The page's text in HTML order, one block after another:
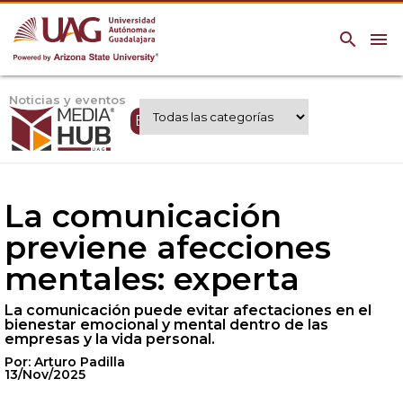
menu
search
Noticias y eventos
Expertos UAG
La comunicación
previene afecciones
mentales: experta
La comunicación puede evitar afectaciones en el
bienestar emocional y mental dentro de las
empresas y la vida personal.
Por: Arturo Padilla
13/Nov/2025